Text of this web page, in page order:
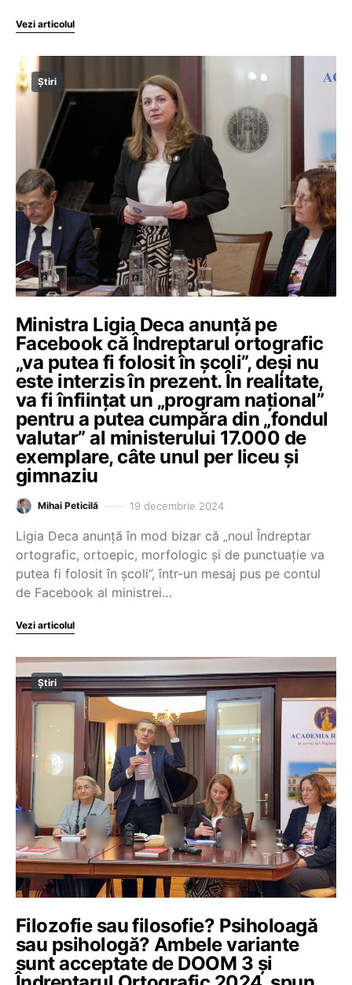
Vezi articolul
Știri
Ministra Ligia Deca anunță pe
Facebook că Îndreptarul ortografic
„va putea fi folosit în școli”, deși nu
este interzis în prezent. În realitate,
va fi înființat un „program național”
pentru a putea cumpăra din „fondul
valutar” al ministerului 17.000 de
exemplare, câte unul per liceu și
gimnaziu
Mihai Peticilă 19 decembrie 2024
Ligia Deca anunță în mod bizar că „noul Îndreptar
ortografic, ortoepic, morfologic și de punctuație va
putea fi folosit în școli”, într-un mesaj pus pe contul
de Facebook al ministrei…
Vezi articolul
Știri
Filozofie sau filosofie? Psiholoagă
sau psihologă? Ambele variante
sunt acceptate de DOOM 3 și